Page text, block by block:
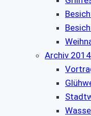
Archiv 2014